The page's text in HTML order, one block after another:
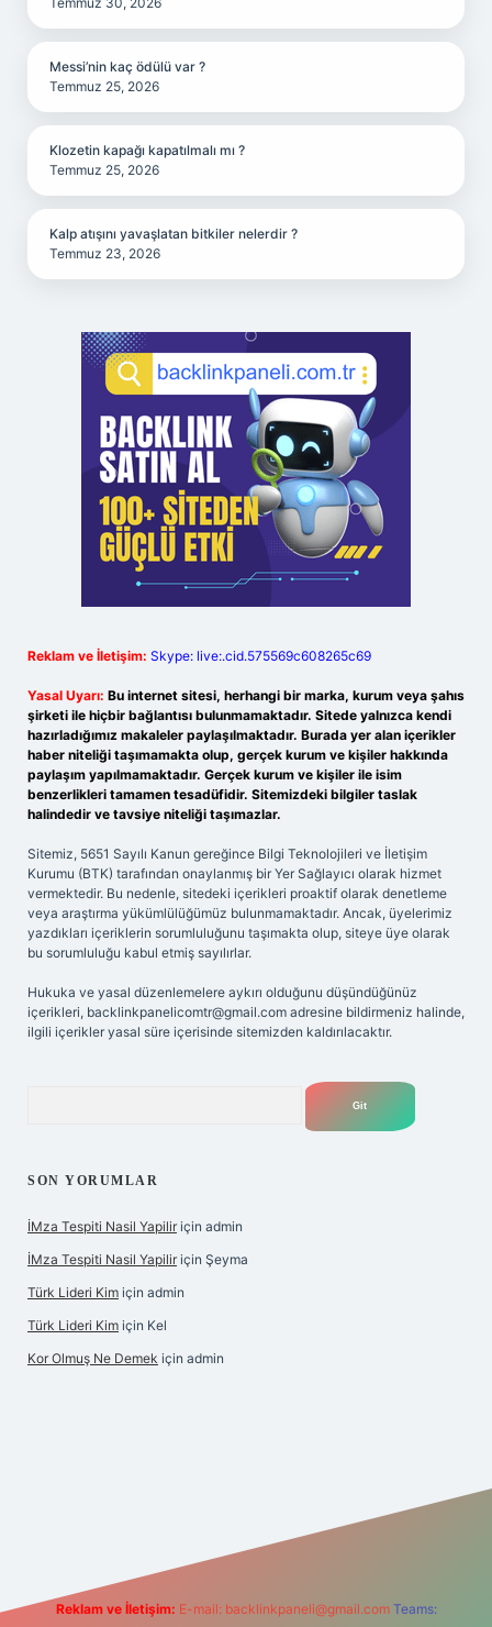
Messi’nin kaç ödülü var ?
Temmuz 25, 2026
Klozetin kapağı kapatılmalı mı ?
Temmuz 25, 2026
Kalp atışını yavaşlatan bitkiler nelerdir ?
Temmuz 23, 2026
Reklam ve İletişim: Skype: live:.cid.575569c608265c69
Yasal Uyarı: Bu internet sitesi, herhangi bir marka, kurum veya şahıs
şirketi ile hiçbir bağlantısı bulunmamaktadır. Sitede yalnızca kendi
hazırladığımız makaleler paylaşılmaktadır. Burada yer alan içerikler
haber niteliği taşımamakta olup, gerçek kurum ve kişiler hakkında
paylaşım yapılmamaktadır. Gerçek kurum ve kişiler ile isim
benzerlikleri tamamen tesadüfidir. Sitemizdeki bilgiler taslak
halindedir ve tavsiye niteliği taşımazlar.
Sitemiz, 5651 Sayılı Kanun gereğince Bilgi Teknolojileri ve İletişim
Kurumu (BTK) tarafından onaylanmış bir Yer Sağlayıcı olarak hizmet
vermektedir. Bu nedenle, sitedeki içerikleri proaktif olarak denetleme
veya araştırma yükümlülüğümüz bulunmamaktadır. Ancak, üyelerimiz
yazdıkları içeriklerin sorumluluğunu taşımakta olup, siteye üye olarak
bu sorumluluğu kabul etmiş sayılırlar.
Hukuka ve yasal düzenlemelere aykırı olduğunu düşündüğünüz
içerikleri, backlinkpanelicomtr@gmail.com adresine bildirmeniz halinde,
ilgili içerikler yasal süre içerisinde sitemizden kaldırılacaktır.
SON YORUMLAR
İMza Tespiti Nasil Yapilir için admin
İMza Tespiti Nasil Yapilir için Şeyma
Türk Lideri Kim için admin
Türk Lideri Kim için Kel
Kor Olmuş Ne Demek için admin
Reklam ve İletişim: E-mail: backlinkpaneli@gmail.com Teams: